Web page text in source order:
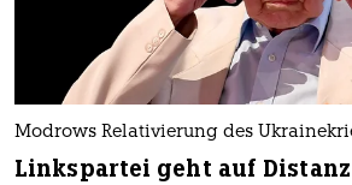
Modrows Relativierung des
Linkspartei geht auf Distanz